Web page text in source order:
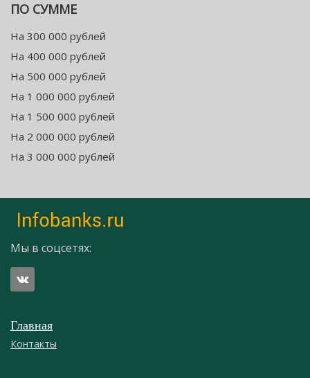
ПО СУММЕ
На 300 000 рублей
На 400 000 рублей
На 500 000 рублей
На 1 000 000 рублей
На 1 500 000 рублей
На 2 000 000 рублей
На 3 000 000 рублей
Мы в соцсетях:
Главная
Контакты